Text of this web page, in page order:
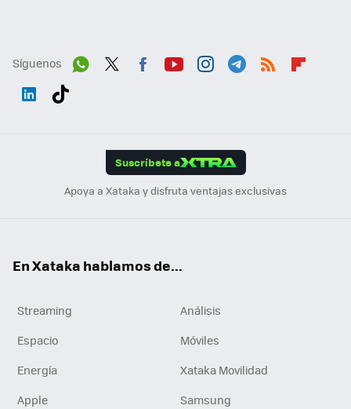
Síguenos
Suscríbete a
Apoya a Xataka y disfruta ventajas exclusivas
En Xataka hablamos de...
Streaming
Análisis
Espacio
Móviles
Energía
Xataka Movilidad
Apple
Samsung